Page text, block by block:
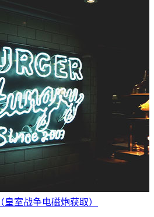
室战争电磁炮获取）